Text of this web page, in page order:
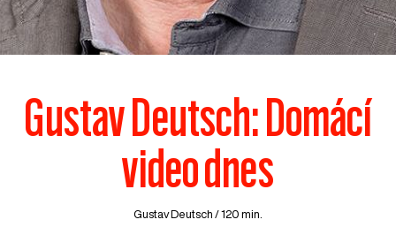
Gustav Deutsch: Domácí
video dnes
Gustav Deutsch / 120 min.